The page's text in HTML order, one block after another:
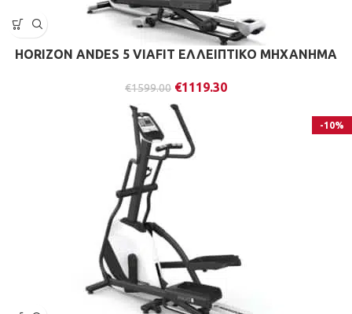
HORIZON ANDES 5 VIAFIT ΕΛΛΕΙΠΤΙΚΟ ΜΗΧΑΝΗΜΑ
€1599.00 €1119.30
-10%